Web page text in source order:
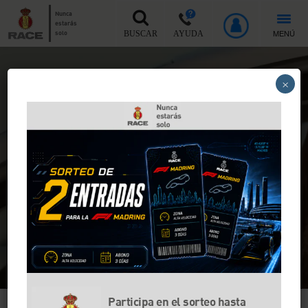
Nunca
estarás
solo
BUSCAR AYUDA MENÚ
Hazte Socio del RACE y tendrás
coche de sustitución
Una de las muchas ventajas de ser Socio RACE
Unlimited
Quiero hacerme Socio
Ventajas RACE Unlimited >
Participa en el sorteo hasta
×